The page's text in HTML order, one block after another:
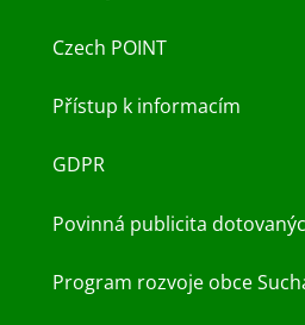
Czech POINT
Přístup k informacím
GDPR
Povinná publicita
Program rozvoje obce